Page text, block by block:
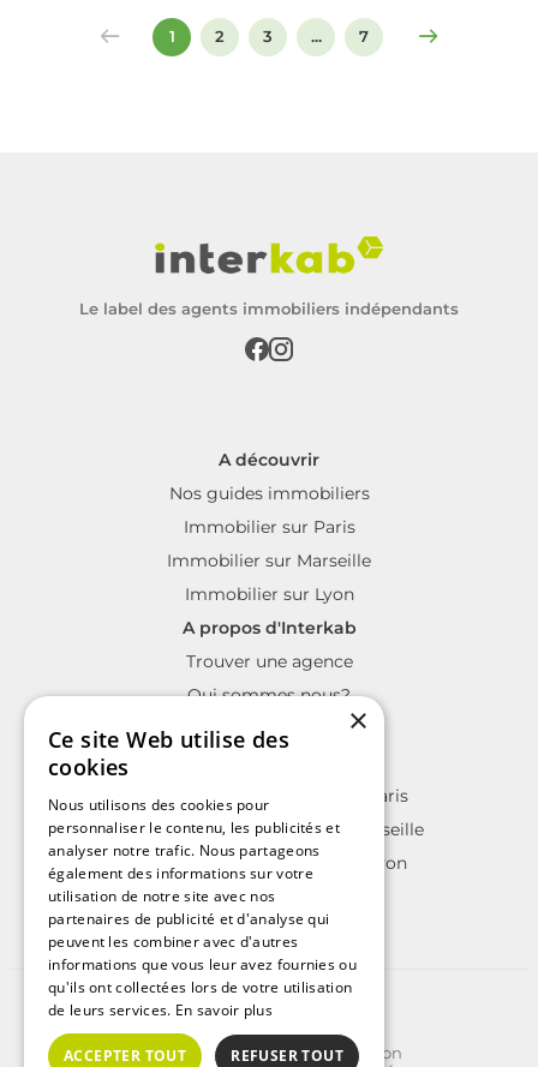
1 2 3 ... 7
Le label des agents immobiliers indépendants
A découvrir
Nos guides immobiliers
Immobilier sur Paris
Immobilier sur Marseille
Immobilier sur Lyon
A propos d'Interkab
Trouver une agence
Qui sommes nous?
La charte Interkab
Annonces immobilières sur Paris
Annonces immobilières sur Marseille
Annonces immobilières sur Lyon
©2025 | Tous droits réservés
Plan du site
Conditions Générales d'Utilisation
×
Ce site Web utilise des
cookies
Nous utilisons des cookies pour
personnaliser le contenu, les publicités et
analyser notre trafic. Nous partageons
également des informations sur votre
utilisation de notre site avec nos
partenaires de publicité et d'analyse qui
peuvent les combiner avec d'autres
informations que vous leur avez fournies ou
qu'ils ont collectées lors de votre utilisation
de leurs services. En savoir plus
ACCEPTER TOUT REFUSER TOUT